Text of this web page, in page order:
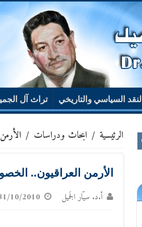
النقد السياسي والتاريخي تراث آل
الرئيسية / ابحاث ودراسات /
الأرمن العراقيون..
أ.د. سيّار الجَميل 10/2010